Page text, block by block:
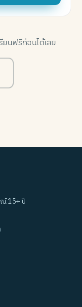
ยนฟรีก่อนได้เลย
15+ ปี